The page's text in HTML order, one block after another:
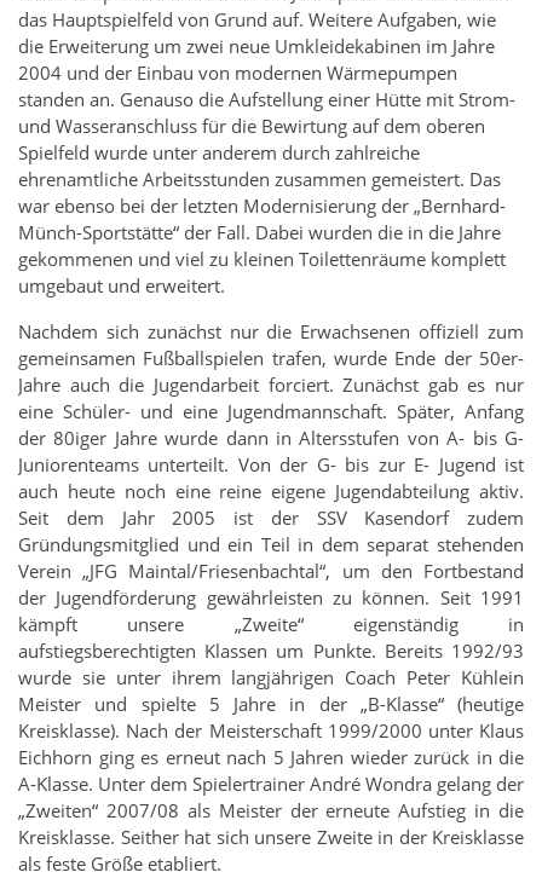
das Hauptspielfeld von Grund auf. Weitere Aufgaben, wie
die Erweiterung um zwei neue Umkleidekabinen im Jahre
2004 und der Einbau von modernen Wärmepumpen
standen an. Genauso die Aufstellung einer Hütte mit Strom-
und Wasseranschluss für die Bewirtung auf dem oberen
Spielfeld wurde unter anderem durch zahlreiche
ehrenamtliche Arbeitsstunden zusammen gemeistert. Das
war ebenso bei der letzten Modernisierung der „Bernhard-
Münch-Sportstätte“ der Fall. Dabei wurden die in die Jahre
gekommenen und viel zu kleinen Toilettenräume komplett
umgebaut und erweitert.
Nachdem sich zunächst nur die Erwachsenen offiziell zum
gemeinsamen Fußballspielen trafen, wurde Ende der 50er-
Jahre auch die Jugendarbeit forciert. Zunächst gab es nur
eine Schüler- und eine Jugendmannschaft. Später, Anfang
der 80iger Jahre wurde dann in Altersstufen von A- bis G-
Juniorenteams unterteilt. Von der G- bis zur E- Jugend ist
auch heute noch eine reine eigene Jugendabteilung aktiv.
Seit dem Jahr 2005 ist der SSV Kasendorf zudem
Gründungsmitglied und ein Teil in dem separat stehenden
Verein „JFG Maintal/Friesenbachtal“, um den Fortbestand
der Jugendförderung gewährleisten zu können. Seit 1991
kämpft unsere „Zweite“ eigenständig in
aufstiegsberechtigten Klassen um Punkte. Bereits 1992/93
wurde sie unter ihrem langjährigen Coach Peter Kühlein
Meister und spielte 5 Jahre in der „B-Klasse“ (heutige
Kreisklasse). Nach der Meisterschaft 1999/2000 unter Klaus
Eichhorn ging es erneut nach 5 Jahren wieder zurück in die
A-Klasse. Unter dem Spielertrainer André Wondra gelang der
„Zweiten“ 2007/08 als Meister der erneute Aufstieg in die
Kreisklasse. Seither hat sich unsere Zweite in der Kreisklasse
als feste Größe etabliert.